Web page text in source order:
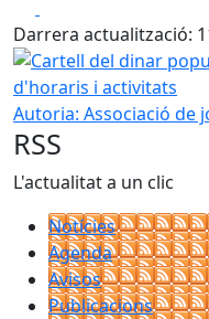
+
−
Darrera actualització:
Cartell del dinar
Autoria: Associació de
RSS
L'actualitat a un clic
Notícies
Agenda
Avisos
Publicacions